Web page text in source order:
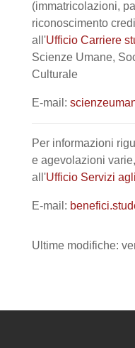
(immatricolazioni,
riconoscimento
all'Ufficio Carriere
Scienze Umane,
Culturale
E-mail:
Per informazioni
e agevolazioni
all'Ufficio Servizi
E-mail:
Ultime modifiche: